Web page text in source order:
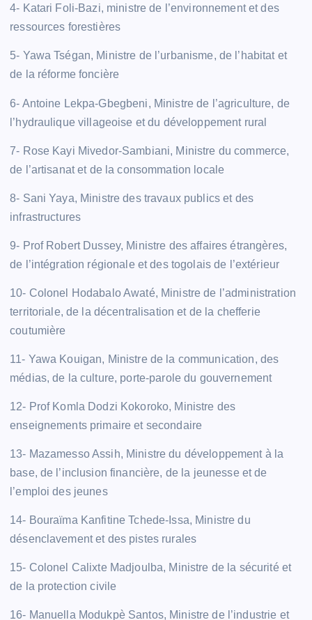
4- Katari Foli-Bazi, ministre de l’environnement et des
ressources forestières
5- Yawa Tségan, Ministre de l’urbanisme, de l’habitat et
de la réforme foncière
6- Antoine Lekpa-Gbegbeni, Ministre de l’agriculture, de
l’hydraulique villageoise et du développement rural
7- Rose Kayi Mivedor-Sambiani, Ministre du commerce,
de l’artisanat et de la consommation locale
8- Sani Yaya, Ministre des travaux publics et des
infrastructures
9- Prof Robert Dussey, Ministre des affaires étrangères,
de l’intégration régionale et des togolais de l’extérieur
10- Colonel Hodabalo Awaté, Ministre de l’administration
territoriale, de la décentralisation et de la chefferie
coutumière
11- Yawa Kouigan, Ministre de la communication, des
médias, de la culture, porte-parole du gouvernement
12- Prof Komla Dodzi Kokoroko, Ministre des
enseignements primaire et secondaire
13- Mazamesso Assih, Ministre du développement à la
base, de l’inclusion financière, de la jeunesse et de
l’emploi des jeunes
14- Bouraïma Kanfitine Tchede-Issa, Ministre du
désenclavement et des pistes rurales
15- Colonel Calixte Madjoulba, Ministre de la sécurité et
de la protection civile
16- Manuella Modukpè Santos, Ministre de l’industrie et